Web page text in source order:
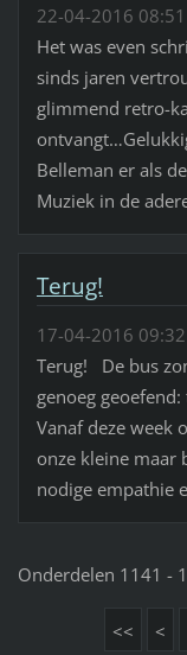
22-04-2016 08:51
Het was even
sinds jaren
glimmend retro-
Belleman er als
Muziek in de
Terug!
17-04-2016 09:32
Terug! De bus
genoeg
Vanaf deze week
onze kleine maar
nodige empathie
Onderdelen 1141 -
<< <